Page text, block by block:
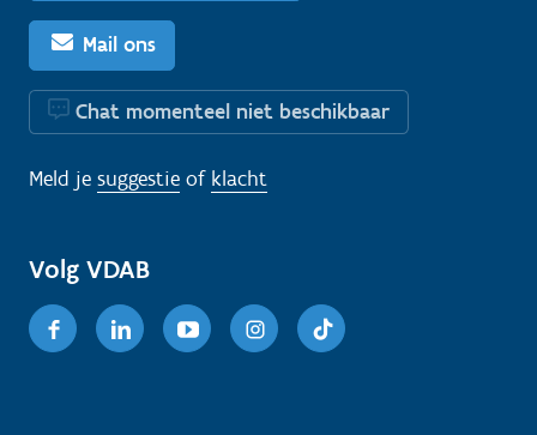
Mail ons
Chat momenteel niet beschikbaar
Meld je suggestie of klacht
Volg VDAB
FacebookLinkedinYoutubeInstagram